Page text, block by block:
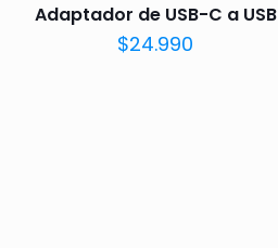
Adaptador de USB-C a USB
$24.990